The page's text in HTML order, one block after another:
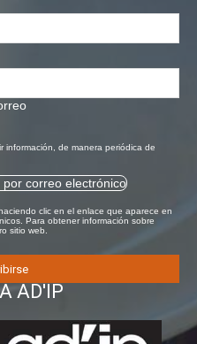
información, de manera periódica de
correo electrónico
clic en el enlace que aparece en
Para obtener información sobre
sitio web.
AD'IP